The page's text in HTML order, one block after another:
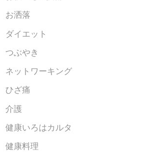
お洒落
ダイエット
つぶやき
ネットワーキング
ひざ痛
介護
健康いろはカルタ
健康料理